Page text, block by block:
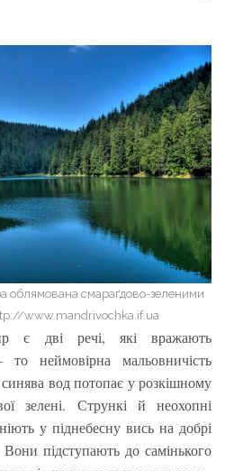
облямована смараґдово-зеленими
www.mandrivochka.if.ua
є дві речі, які вражають
то неймовірна мальовничість
вод потопає у розкішному
зелені. Стрункі й неохопні
у піднебесну вись на добрі
підступають до самінького